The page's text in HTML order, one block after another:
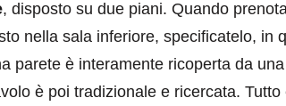
, disposto su due piani. Quando
nella sala inferiore, specificatelo, in
parete è interamente ricoperta da una
è poi tradizionale e ricercata.